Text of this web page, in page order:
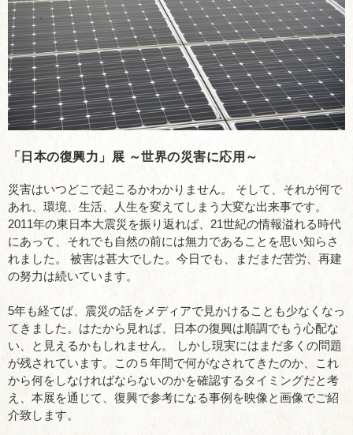
「日本の復興力」展 ～世界の災害に応用～
災害はいつどこで起こるかわかりません。 そして、それが何で
あれ、環境、生活、人生を変えてしまう大変な出来事です。
2011年の東日本大震災を振り返れば、21世紀の情報溢れる時代
にあって、それでも自然の前には無力であることを思い知らさ
れました。 被害は甚大でした。今日でも、まだまだ苦労、再建
の努力は続いています。
5年も経てば、震災の話をメディアで見かけることも少なくなっ
てきました。はたから見れば、日本の復興は順調でもう心配な
い、と見えるかもしれません。 しかし現実にはまだ多くの問題
が残されています。この５年間で何がなされてきたのか、これ
から何をしなければならないのかを確認するタイミングだと考
え、本展を通じて、復興で参考になる事例を映像と画像でご紹
介致します。